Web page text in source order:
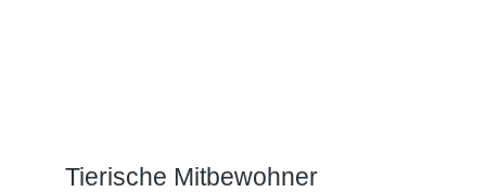
Tierische Mitbewohner